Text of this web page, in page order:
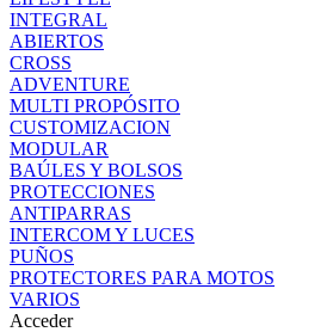
INTEGRAL
ABIERTOS
CROSS
ADVENTURE
MULTI PROPÓSITO
CUSTOMIZACION
MODULAR
BAÚLES Y BOLSOS
PROTECCIONES
ANTIPARRAS
INTERCOM Y LUCES
PUÑOS
PROTECTORES PARA MOTOS
VARIOS
Acceder